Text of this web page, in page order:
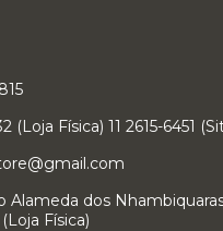
(Loja Física) 11 2615-6451
Alameda dos
Física)